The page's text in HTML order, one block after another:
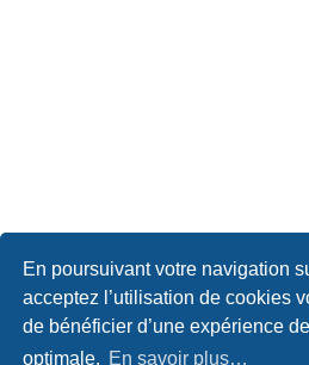
En poursuivant votre navigation
acceptez l’utilisation de cookies
de bénéficier d’une expérience
optimale. En savoir plus…